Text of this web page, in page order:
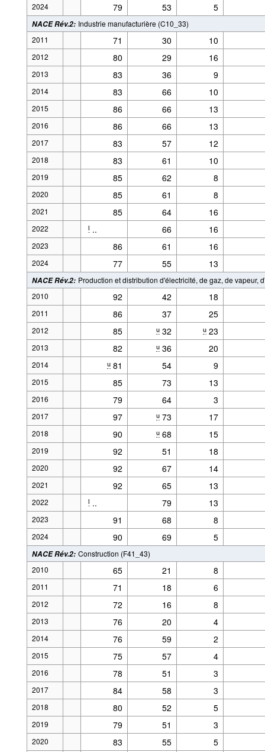
2024 79 53 5
NACE Rév.2: Industrie manufacturière (C10_33)
2011
71 30 10
2012 80 29 16
2013 83 36 9
2014 83 66 10
2015 86 66 13
2016 86 66 13
2017 83 57 12
2018 83 61 10
2019 85 62 8
2020 85 61 8
2021 85 64 16
2022 l .. 66 16
2023 86 61 16
2024 77 55 13
NACE Rév.2: Production et distribution d'électricité, de gaz, de vapeur,
2010
92 42 18
2011 86 37 25
2012 85 u 32 u 23
2013 82 u 36 20
2014 u 81 54 9
2015 85 73 13
2016 79 64 3
2017 97 u 73 17
2018 90 u 68 15
2019 92 51 18
2020 92 67 14
2021 92 65 13
2022 l .. 79 13
2023 91 68 8
2024 90 69 5
NACE Rév.2: Construction (F41_43)
2010
65 21 8
2011 71 18 6
2012 72 16 8
2013 76 20 4
2014 76 59 2
2015 75 57 4
2016 78 51 3
2017 84 58 3
2018 80 52 5
2019 79 51 3
2020 83 55 5